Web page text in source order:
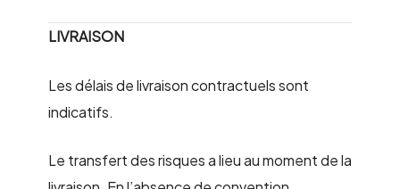
LIVRAISON
Les délais de livraison contractuels sont
indicatifs.
Le transfert des risques a lieu au moment de la